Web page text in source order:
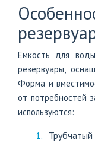
Емкость для
резервуары,
Форма и
от потребностей
используются: